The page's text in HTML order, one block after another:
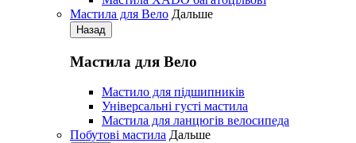
Мастила для Вело Дальше
Назад
Мастила для Вело
Мастило для підшипників
Універсальні густі мастила
Мастила для ланцюгів велосипеда
Побутові мастила Дальше